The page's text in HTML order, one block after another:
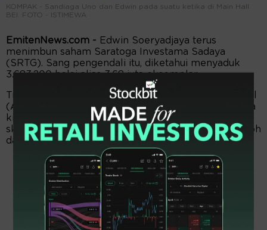
KOMPAK - Sandiaga Uno dan Edwin pada suatu ketika di Main Hall
BEI. FOTO - ISTIMEWA
EmitenNews.com - Edwin Soeryadjaya terus
menimbun saham Saratoga Investama Sadaya
(SRTG). Sang pengendali itu, diketahui menyaduk
3.683.200 helai alias 3,68 juta eksemplar.
Transaksi putra mendiang pendiri Astra International
(ASII) itu, dilakukan dengan harga pelaksanaan pada
kisaran Rp1.521-1.548 per lembar. Nah, menyusul
skema harga tersebut, Edwin hanya dipaksa merogoh
dana sekitar Rp5,63 miliar.